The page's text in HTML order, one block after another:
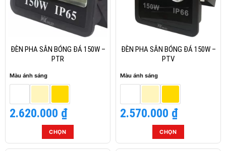
Các
tùy
chọn
thể
được
trang
sản
phẩm
Các
tùy
thể
được
trang
sản
phẩm
ĐÈN PHA SÂN BÓNG ĐÁ 150W –
PTR
Màu ánh sáng
2.620.000 ₫
CHỌN
Sản
ĐÈN PHA SÂN BÓNG ĐÁ 150W –
PTV
Màu ánh sáng
2.570.000 ₫
CHỌN
Sản